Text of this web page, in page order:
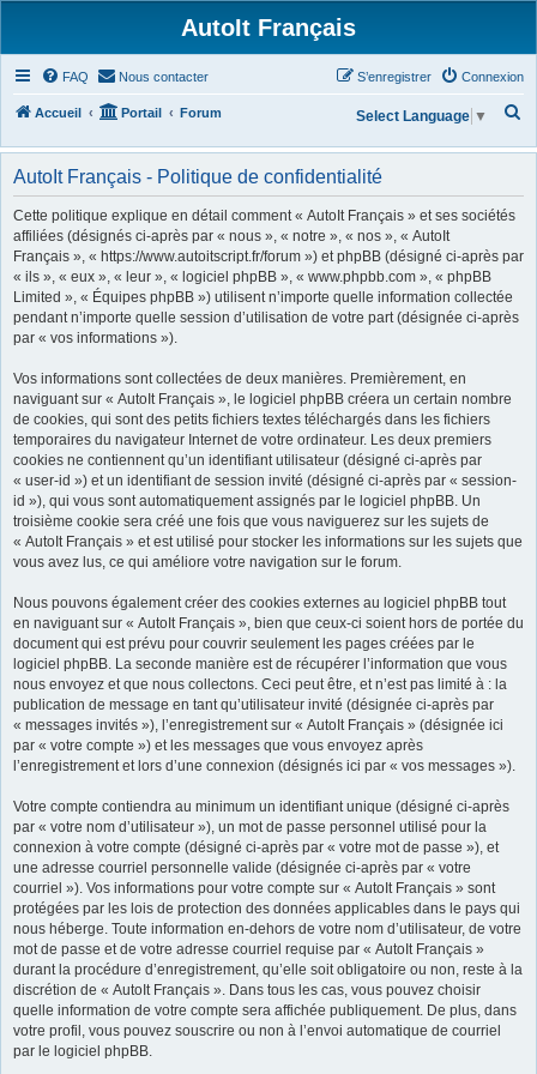
AutoIt Français
FAQ Nous contacter Connexion
S’enregistrer
Accueil Portail Forum
h
r
Select Language ▼
AutoIt Français - Politique de confidentialité
Cette politique explique en détail comment « AutoIt Français » et ses sociétés
affiliées (désignés ci-après par « nous », « notre », « nos », « AutoIt
Français », « https://www.autoitscript.fr/forum ») et phpBB (désigné ci-après par
« ils », « eux », « leur », « logiciel phpBB », « www.phpbb.com », « phpBB
Limited », « Équipes phpBB ») utilisent n’importe quelle information collectée
pendant n’importe quelle session d’utilisation de votre part (désignée ci-après
par « vos informations »).
Vos informations sont collectées de deux manières. Premièrement, en
naviguant sur « AutoIt Français », le logiciel phpBB créera un certain nombre
de cookies, qui sont des petits fichiers textes téléchargés dans les fichiers
temporaires du navigateur Internet de votre ordinateur. Les deux premiers
cookies ne contiennent qu’un identifiant utilisateur (désigné ci-après par
« user-id ») et un identifiant de session invité (désigné ci-après par « session-
id »), qui vous sont automatiquement assignés par le logiciel phpBB. Un
troisième cookie sera créé une fois que vous naviguerez sur les sujets de
« AutoIt Français » et est utilisé pour stocker les informations sur les sujets que
vous avez lus, ce qui améliore votre navigation sur le forum.
Nous pouvons également créer des cookies externes au logiciel phpBB tout
en naviguant sur « AutoIt Français », bien que ceux-ci soient hors de portée du
document qui est prévu pour couvrir seulement les pages créées par le
logiciel phpBB. La seconde manière est de récupérer l’information que vous
nous envoyez et que nous collectons. Ceci peut être, et n’est pas limité à : la
publication de message en tant qu’utilisateur invité (désignée ci-après par
« messages invités »), l’enregistrement sur « AutoIt Français » (désignée ici
par « votre compte ») et les messages que vous envoyez après
l’enregistrement et lors d’une connexion (désignés ici par « vos messages »).
Votre compte contiendra au minimum un identifiant unique (désigné ci-après
par « votre nom d’utilisateur »), un mot de passe personnel utilisé pour la
connexion à votre compte (désigné ci-après par « votre mot de passe »), et
une adresse courriel personnelle valide (désignée ci-après par « votre
courriel »). Vos informations pour votre compte sur « AutoIt Français » sont
protégées par les lois de protection des données applicables dans le pays qui
nous héberge. Toute information en-dehors de votre nom d’utilisateur, de votre
mot de passe et de votre adresse courriel requise par « AutoIt Français »
durant la procédure d’enregistrement, qu’elle soit obligatoire ou non, reste à la
discrétion de « AutoIt Français ». Dans tous les cas, vous pouvez choisir
quelle information de votre compte sera affichée publiquement. De plus, dans
votre profil, vous pouvez souscrire ou non à l’envoi automatique de courriel
par le logiciel phpBB.